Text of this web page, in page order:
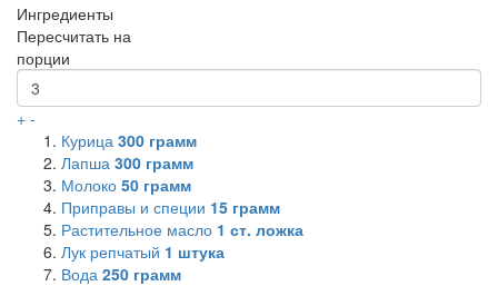
Ингредиенты
Пересчитать на
порции
+ -
Курица 300 грамм
Лапша 300 грамм
Молоко 50 грамм
Приправы и специи 15 грамм
Растительное масло 1 ст. ложка
Лук репчатый 1 штука
Вода 250 грамм